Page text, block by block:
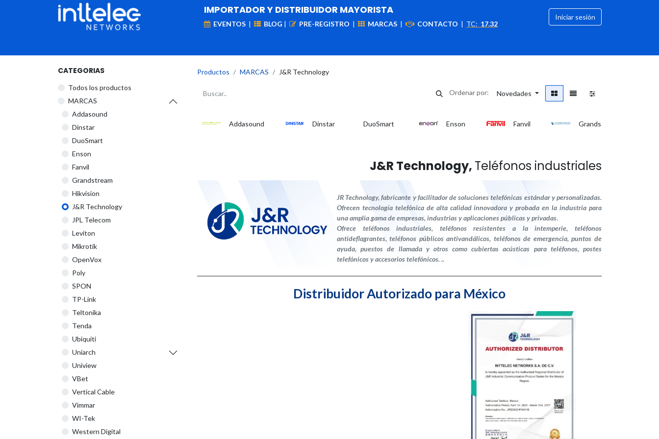
IMPORTADOR Y DISTRIBUIDOR MAYORISTA
EVENTOS | BLOG | PRE-REGISTRO | MARCAS | CONTACTO | TC: 17.32
Iniciar sesión
CATEGORIAS
Todos los productos
​MARCAS
Addasound
Dinstar
DuoSmart
Enson
Fanvil
Grandstream
Hikvision
J&R Technology
JPL Telecom
Leviton
Mikrotik
OpenVox
Poly
SPON
TP-Link
Teltonika
Tenda
Ubiquiti
Uniarch
Uniview
VBet
Vertical Cable
Vimmar
WI-Tek
Western Digital
Productos ​MARCAS J&R Technology
Ordenar por: Novedades
Addasound Dinstar DuoSmart Enson Fanvil Grandstream
J&R Technology, Teléfonos industriales
JR Technology, fabricante y facilitador de soluciones telefónicas estándar y personalizadas.
Ofrecen tecnología telefónica de alta calidad innovadora y probada en la industria para
una amplia gama de empresas, industrias y aplicaciones públicas y privadas.
Ofrece teléfonos industriales, teléfonos resistentes a la intemperie, teléfonos
antideflagrantes, teléfonos públicos antivandálicos, teléfonos de emergencia, puntos de
ayuda, puestos de llamada y otros como cubiertas acústicas para teléfonos, postes
telefónicos y accesorios telefónicos. ..
Distribuidor Autorizado para México